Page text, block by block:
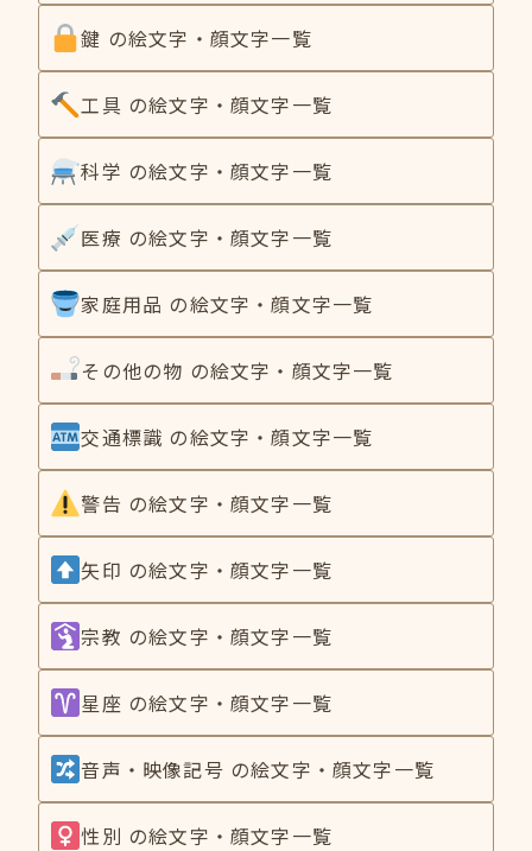
鍵 の絵文字・顔文字一覧
工具 の絵文字・顔文字一覧
科学 の絵文字・顔文字一覧
医療 の絵文字・顔文字一覧
家庭用品 の絵文字・顔文字一覧
その他の物 の絵文字・顔文字一覧
交通標識 の絵文字・顔文字一覧
警告 の絵文字・顔文字一覧
矢印 の絵文字・顔文字一覧
宗教 の絵文字・顔文字一覧
星座 の絵文字・顔文字一覧
音声・映像記号 の絵文字・顔文字一覧
性別 の絵文字・顔文字一覧